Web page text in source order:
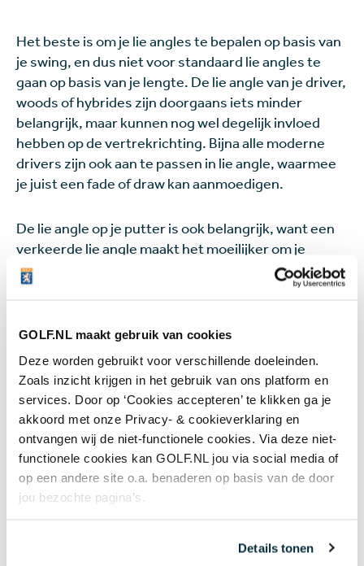
GOLF.NL maakt gebruik van cookies
Deze worden gebruikt voor verschillende doeleinden.
Zoals inzicht krijgen in het gebruik van ons platform en
services. Door op ‘Cookies accepteren’ te klikken ga je
akkoord met onze Privacy- & cookieverklaring en
ontvangen wij de niet-functionele cookies. Via deze niet-
functionele cookies kan GOLF.NL jou via social media of
op een andere site o.a. benaderen op basis van de door
jou bezochte pagina’s.
Details tonen
Het beste is om je lie angles te bepalen op basis van
je swing, en dus niet voor standaard lie angles te
gaan op basis van je lengte. De lie angle van je driver,
woods of hybrides zijn doorgaans iets minder
belangrijk, maar kunnen nog wel degelijk invloed
hebben op de vertrekrichting. Bijna alle moderne
drivers zijn ook aan te passen in lie angle, waarmee
je juist een fade of draw kan aanmoedigen.
De lie angle op je putter is ook belangrijk, want een
verkeerde lie angle maakt het moeilijker om je
natuurlijke zwaaibaan te volgen en zuiver contact
met de bal te maken. Hoe ver of dichtbij je bij de bal
angle. Als je dichtbij de bal staat is een meer upright
staat de lie angle flatter moet zijn.
Net als de loft (zie punt 3) kan je dit laten controleren
- en eventueel aan laten passen - door een
clubfitter.
3. Controleer de lofts
golfclub heeft veel invloed op de balvlucht, de